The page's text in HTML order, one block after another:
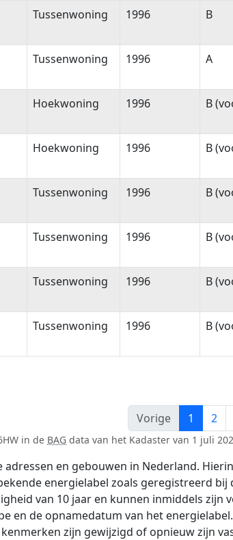
Woningtype Bouwjaar
Tussenwoning 1996 B
Tussenwoning 1996 A
Hoekwoning 1996 B
Hoekwoning 1996 B
Tussenwoning 1996 B
Tussenwoning 1996 B
Tussenwoning 1996 B
Tussenwoning 1996 B
Vorige
1 2
in de BAG data van het Kadaster van 1 juli
en gebouwen in Nederland.
energielabel zoals geregistreerd bij
van 10 jaar en kunnen inmiddels zijn
en de opnamedatum van het
zijn gewijzigd of opnieuw zijn